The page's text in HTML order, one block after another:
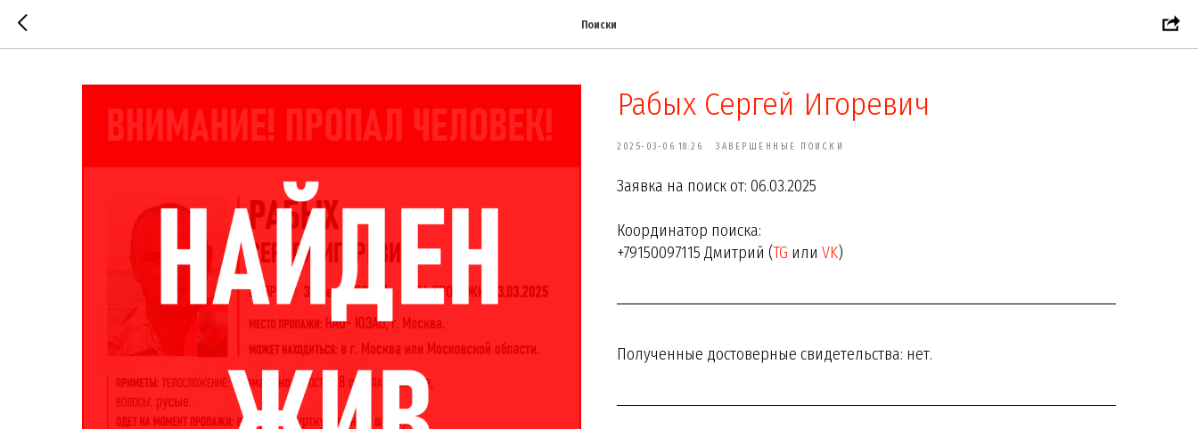
Поиски
Рабых Сергей Игоревич
2025-03-06 18:26 ЗАВЕРШЕННЫЕ ПОИСКИ
Заявка на поиск от: 06.03.2025
Координатор поиска:
+79150097115 Дмитрий (TG или VK)
Полученные достоверные свидетельства: нет.